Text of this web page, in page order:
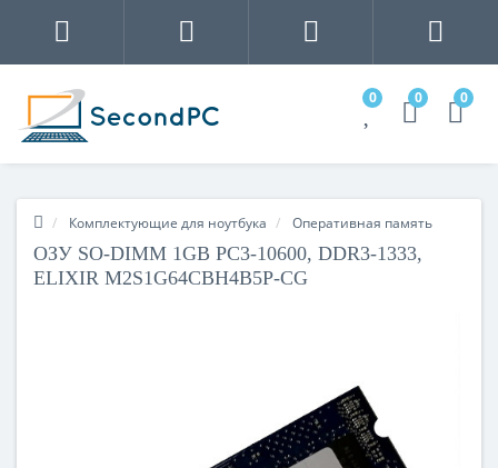
0 0 0
Комплектующие для ноутбука Оперативная память
ОЗУ SO-DIMM 1GB PC3-10600, DDR3-1333,
ELIXIR M2S1G64CBH4B5P-CG